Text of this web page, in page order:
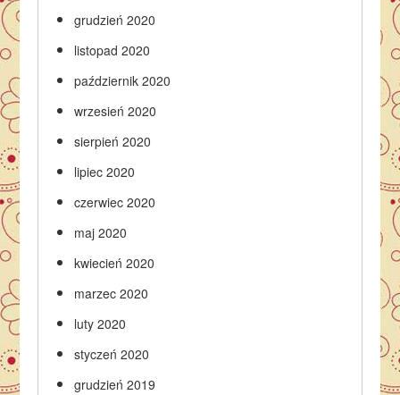
grudzień 2020
listopad 2020
październik 2020
wrzesień 2020
sierpień 2020
lipiec 2020
czerwiec 2020
maj 2020
kwiecień 2020
marzec 2020
luty 2020
styczeń 2020
grudzień 2019